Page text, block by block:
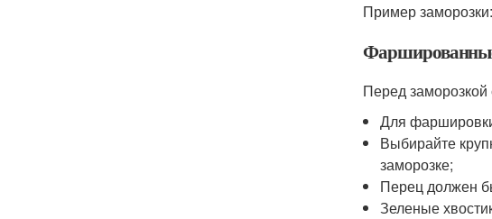
Пример заморозки:
Перед
Для
Выбирайте
заморозке;
Перец должен
Зеленые